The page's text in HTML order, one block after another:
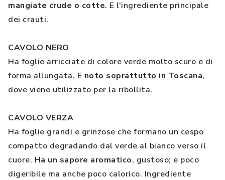
mangiate crude o cotte. E l'ingrediente principale
dei crauti.
CAVOLO NERO
Ha foglie arricciate di colore verde molto scuro e di
forma allungata. E noto soprattutto in Toscana,
dove viene utilizzato per la ribollita.
CAVOLO VERZA
Ha foglie grandi e grinzose che formano un cespo
compatto degradando dal verde al bianco verso il
cuore. Ha un sapore aromatico, gustoso; e poco
digeribile ma anche poco calorico. Ingrediente